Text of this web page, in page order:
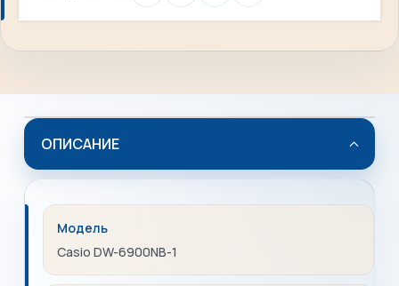
ОПИСАНИЕ
Модель
Casio DW-6900NB-1